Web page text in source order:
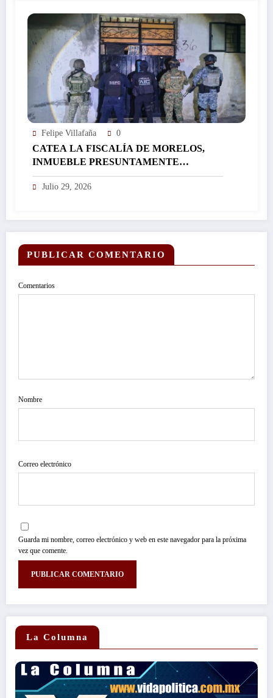
Felipe Villafaña 0
CATEA LA FISCALÍA DE MORELOS,
INMUEBLE PRESUNTAMENTE
UTILIZADO PARA ACTIVIDADES DE
NARCOMENUDEO EN EL INSEGURO,
Julio 29, 2026
PUBLICAR COMENTARIO
Comentarios
Nombre
Correo electrónico
Guarda mi nombre, correo electrónico y web en este navegador para la próxima
vez que comente.
La Columna